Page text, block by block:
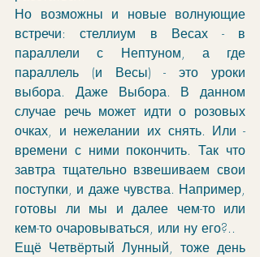
Но возможны и новые волнующие
встречи: стеллиум в Весах - в
параллели с Нептуном, а где
параллель (и Весы) - это уроки
выбора. Даже Выбора. В данном
случае речь может идти о розовых
очках, и нежелании их снять. Или -
времени с ними покончить. Так что
завтра тщательно взвешиваем свои
поступки, и даже чувства. Например,
готовы ли мы и далее чем-то или
кем-то очаровываться, или ну его?..
Ещё Четвёртый Лунный, тоже день